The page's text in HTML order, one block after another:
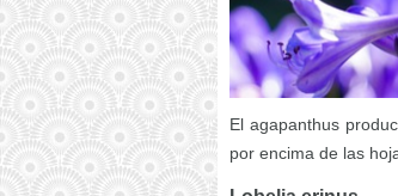
El agapanthus
por encima de las